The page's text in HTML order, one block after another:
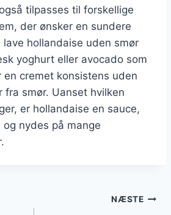
tilpasses til forskellige
der ønsker en sundere
lave hollandaise uden smør
yoghurt eller avocado som
en cremet konsistens uden
fra smør. Uanset hvilken
er hollandaise en sauce,
nydes på mange
NÆSTE